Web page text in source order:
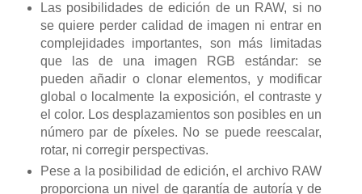
Las posibilidades de edición de un RAW, si no
se quiere perder calidad de imagen ni entrar en
complejidades importantes, son más limitadas
que las de una imagen RGB estándar: se
pueden añadir o clonar elementos, y modificar
global o localmente la exposición, el contraste y
el color. Los desplazamientos son posibles en un
número par de píxeles. No se puede reescalar,
rotar, ni corregir perspectivas.
Pese a la posibilidad de edición, el archivo RAW
proporciona un nivel de garantía de autoría y de